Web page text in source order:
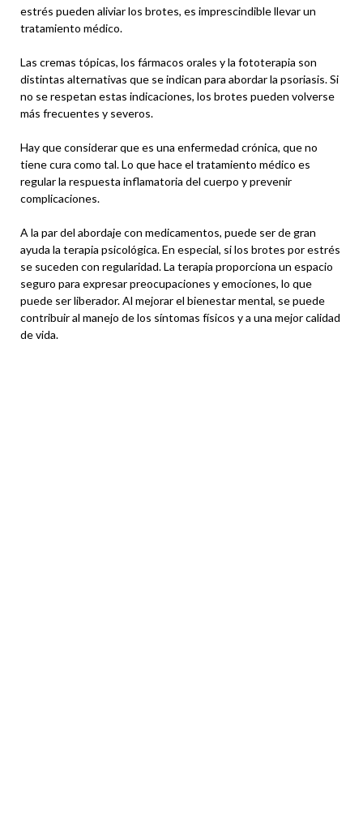
estrés pueden aliviar los brotes, es imprescindible llevar un
tratamiento médico.
Las cremas tópicas, los fármacos orales y la fototerapia son
distintas alternativas que se indican para abordar la psoriasis. Si
no se respetan estas indicaciones, los brotes pueden volverse
más frecuentes y severos.
Hay que considerar que es una enfermedad crónica, que no
tiene cura como tal. Lo que hace el tratamiento médico es
regular la respuesta inflamatoria del cuerpo y prevenir
complicaciones.
A la par del abordaje con medicamentos, puede ser de gran
ayuda la terapia psicológica. En especial, si los brotes por estrés
se suceden con regularidad. La terapia proporciona un espacio
seguro para expresar preocupaciones y emociones, lo que
puede ser liberador. Al mejorar el bienestar mental, se puede
contribuir al manejo de los síntomas físicos y a una mejor calidad
de vida.